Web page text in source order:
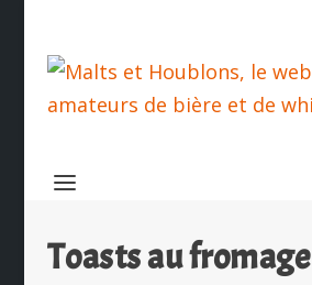
Toasts au fromage